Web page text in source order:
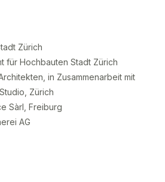
Zürich
für Hochbauten Stadt Zürich
in Zusammenarbeit mit
Zürich
Sàrl, Freiburg
AG